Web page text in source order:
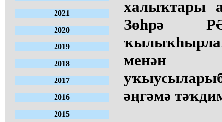
2021
2020
2019
2018
2017
2016
2015
халыҡтары
Зөһрә
менән
әңгәмә